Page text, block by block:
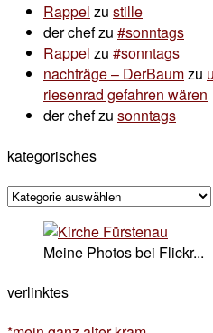
Rappel zu stille
der chefzu #sonntags
Rappel zu #sonntags
nachträge – DerBaumzu
riesenrad gefahren wären
der chefzu sonntags
kategorisches
kategorisches
Meine Photos bei Flickr...
verlinktes